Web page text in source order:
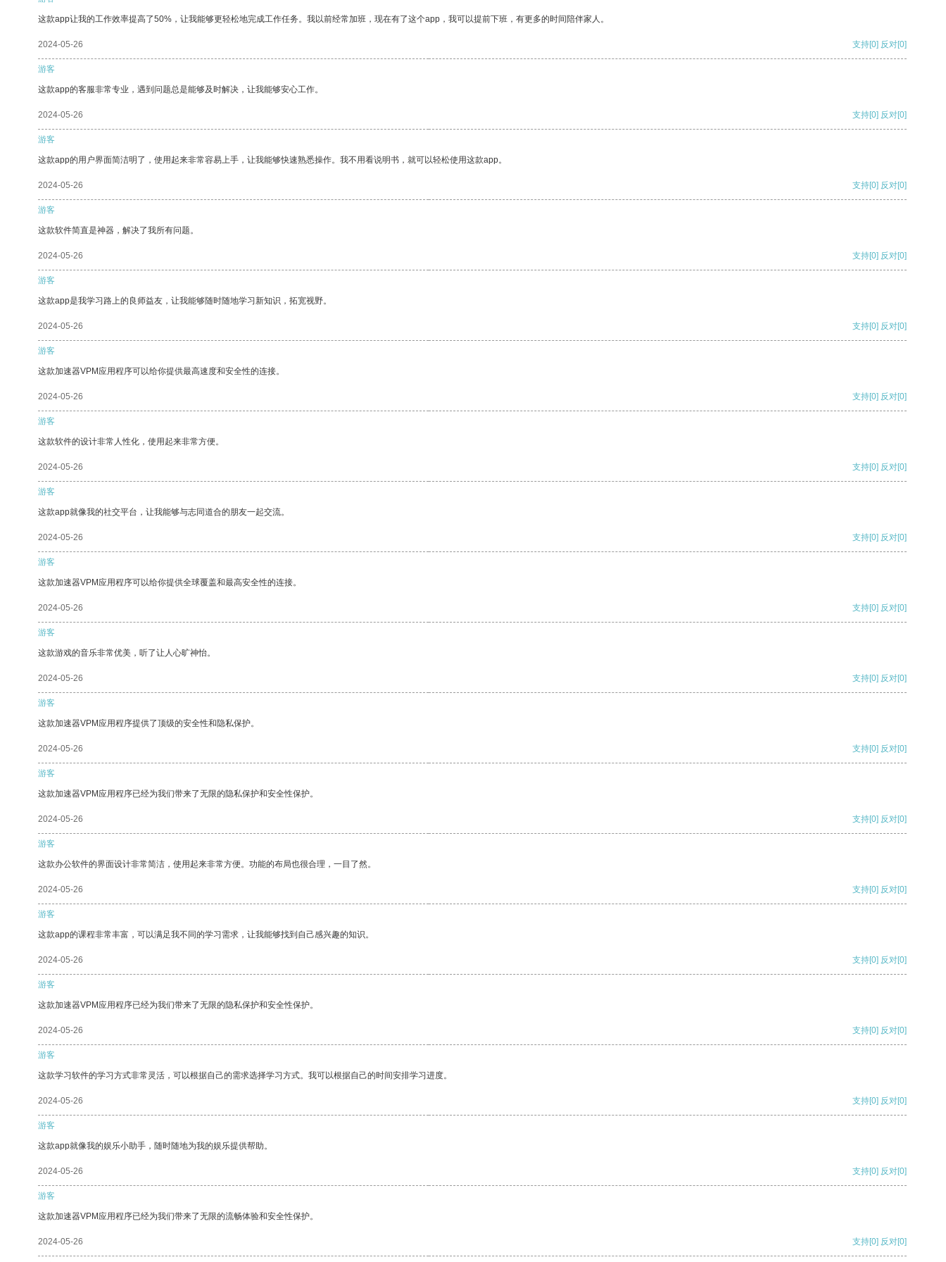
这款app让我的工作效率提高了50%，让我能够更轻松地完成工作任务。我以前经常加班，现在有了这个app，我可以提前下班，有更多的时间陪伴家人。
2024-05-26 支持[0] 反对[0]
游客
这款app的客服非常专业，遇到问题总是能够及时解决，让我能够安心工作。
2024-05-26 支持[0] 反对[0]
游客
这款app的用户界面简洁明了，使用起来非常容易上手，让我能够快速熟悉操作。我不用看说明书，就可以轻松使用这款app。
2024-05-26 支持[0] 反对[0]
游客
这款软件简直是神器，解决了我所有问题。
2024-05-26 支持[0] 反对[0]
游客
这款app是我学习路上的良师益友，让我能够随时随地学习新知识，拓宽视野。
2024-05-26 支持[0] 反对[0]
游客
这款加速器VPM应用程序可以给你提供最高速度和安全性的连接。
2024-05-26 支持[0] 反对[0]
游客
这款软件的设计非常人性化，使用起来非常方便。
2024-05-26 支持[0] 反对[0]
游客
这款app就像我的社交平台，让我能够与志同道合的朋友一起交流。
2024-05-26 支持[0] 反对[0]
游客
这款加速器VPM应用程序可以给你提供全球覆盖和最高安全性的连接。
2024-05-26 支持[0] 反对[0]
游客
这款游戏的音乐非常优美，听了让人心旷神怡。
2024-05-26 支持[0] 反对[0]
游客
这款加速器VPM应用程序提供了顶级的安全性和隐私保护。
2024-05-26 支持[0] 反对[0]
游客
这款加速器VPM应用程序已经为我们带来了无限的隐私保护和安全性保护。
2024-05-26 支持[0] 反对[0]
游客
这款办公软件的界面设计非常简洁，使用起来非常方便。功能的布局也很合理，一目了然。
2024-05-26 支持[0] 反对[0]
游客
这款app的课程非常丰富，可以满足我不同的学习需求，让我能够找到自己感兴趣的知识。
2024-05-26 支持[0] 反对[0]
游客
这款加速器VPM应用程序已经为我们带来了无限的隐私保护和安全性保护。
2024-05-26 支持[0] 反对[0]
游客
这款学习软件的学习方式非常灵活，可以根据自己的需求选择学习方式。我可以根据自己的时间安排学习进度。
2024-05-26 支持[0] 反对[0]
游客
这款app就像我的娱乐小助手，随时随地为我的娱乐提供帮助。
2024-05-26 支持[0] 反对[0]
游客
这款加速器VPM应用程序已经为我们带来了无限的流畅体验和安全性保护。
2024-05-26 支持[0] 反对[0]